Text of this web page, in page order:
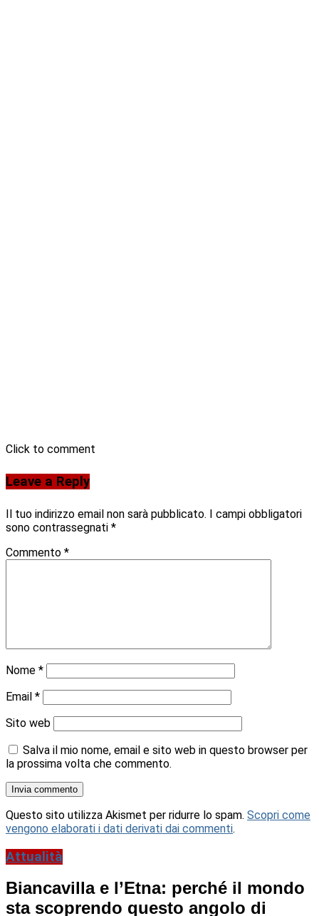
Click to comment
Leave a Reply
Il tuo indirizzo email non sarà pubblicato. I campi obbligatori
sono contrassegnati *
Commento *
Nome *
Email *
Sito web
Salva il mio nome, email e sito web in questo browser per
la prossima volta che commento.
Questo sito utilizza Akismet per ridurre lo spam. Scopri come
vengono elaborati i dati derivati dai commenti.
Attualità
Biancavilla e l’Etna: perché il mondo
sta scoprendo questo angolo di